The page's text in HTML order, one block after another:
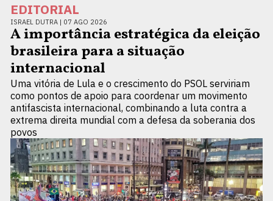
EDITORIAL
ISRAEL DUTRA | 07 AGO 2026
A importância estratégica da eleição
brasileira para a situação
internacional
Uma vitória de Lula e o crescimento do PSOL serviriam
como pontos de apoio para coordenar um movimento
antifascista internacional, combinando a luta contra a
extrema direita mundial com a defesa da soberania dos
povos